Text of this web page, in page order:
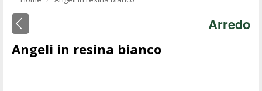
Arredo
Angeli in resina bianco